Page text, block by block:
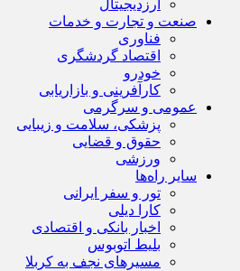
ارزدیجیتال
صنعت و تجارت و خدمات
فناوری
اقتصاد گردشگری
خودرو
کارآفرینی و بازاریابی
عمومی و سرگرمی
پزشکی، سلامت و زیبایی
حقوق و قضایی
ورزشی
سایر راه‌ها
تور و سفر ایرانی
کارا دیلی
اخبار بانکی و اقتصادی
بلیط اتوبوس
مسیرهای نجف به کربلا